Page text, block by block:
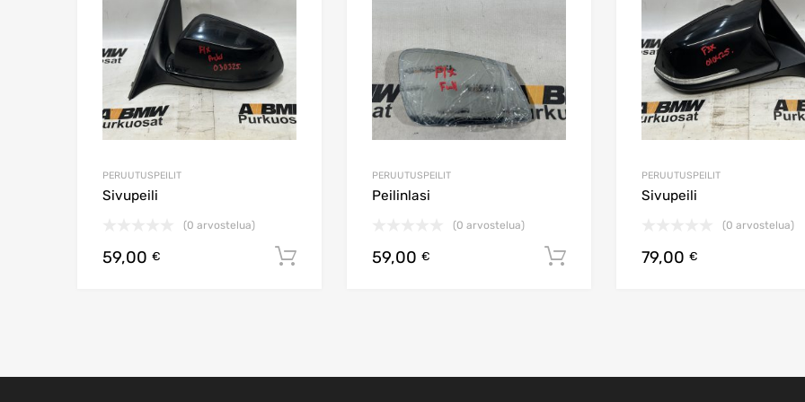
PERUUTUSPEILIT
Sivupeili
(0 arvostelua)
59,00 € Lisää ostoskoriin
PERUUTUSPEILIT
Peilinlasi
(0 arvostelua)
59,00 € Lisää ostoskoriin
PERUUTUSPEILIT
Sivupeili
(0 arvostelua)
79,00 €